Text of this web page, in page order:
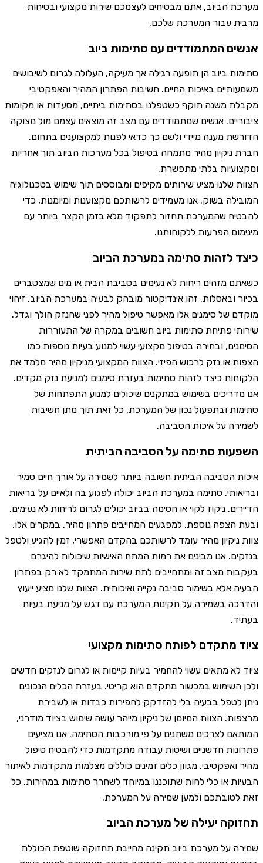
מערכת הביוב, אתם מבטיחים לעצמכם שירות מקצועי ובטיחות
מרבית עבור המערכת שלכם.
אנשים המתמודדים עם סתימות ביוב
סתימות ביוב הן תופעה רגילה אך מעיקה, העלולה לגרום לשיבושים
משמעותיים באיכות החיים. חשיבות הפתרון המהיר והאפקטיבי
מקבלת משנה תוקף כשטפלנו בסתימות ביתיים, מסעדות או מקומות
ציבוריים. אנשים שמתמודדים עם מצב זה מוצאים עצמם מול מצוקה
הדורשת מענה מיידי ולשם כך כדאי לפנות למקצוענים בתחום.
חברת ניקיון מהיר מתמחה בטיפול בכל מערכות הביוב תוך אחריות
ומקצועיות בלתי מתפשרת.
הצוות שלנו מציע שירותים מקיפים ומבוססים תוך שימוש בטכנולוגיה
המובילה בשוק. אנו מעמידים לרשותכם מקצוענות ומיומנות, כדי
להבטיח שהמערכת תחזור לתפקוד מלא בזמן הקצר ביותר עם
מינימום הפרעות ללקוחותנו.
כיצד לזהות סתימה במערכת הביוב
כשאתם מזהים ריחות לא נעימים בסביבת הבית או מים שמצטברים
בכיור ובאסלות, זהו אינדיקטור מובהק לבעיה במערכת הביוב. זיהוי
מוקדם של סימנים אלו מאפשר טיפול מהיר לפני שהנזק הולך וגדל.
שירותי פתיחת סתימות ביוב חשובים במקרה של התעוררות
הסימנים, ובחירה בטיפול מקצועי עשוי למנוע בעיות נוספות כמו
הצפות או נזק לרכוש הפיזי. הצוות המקצועי מניקיון מהיר מלמד את
הלקוחות כיצד לזהות סתימות בעזרת סימנים למניעת נזק מקדים.
אנו מדריכים בשימוש במתקנים שיכולים למנוע התפתחות של
סתימות ובתפעול נכון של המערכת, כל זאת תוך מתן חשיבות
לשמירה על איכות הסביבה.
השפעות סתימה על הסביבה הביתית
איכות הסביבה הביתית חשובה ביותר לשמירה על אורך חיים סמיר
ובריאותי. סתימה במערכת הביוב יכולה לפגוע בה ולאיים על בריאות
הדיירים. ניקוז לקוי או חסימה בביוב יכולים לגרום לריחות לא נעימים,
ובעת הצפה נוספת, למפגעים המחייבים פתרון מהיר. במקרים אלו,
צוות ניקיון מהיר עומד לרשותכם בהקדם האפשרי, זמין להגיע ולטפל
בנזקים. אנו מבינים את רמות המתח האישיות שיכולות להיגרם
בעקבות מצב זה ומתחייבים לתת שירות המתמקד לא רק בפתרון
הבעיה אלא בשימור סביבה נקייה ואיכותית. הצוות שלנו מציע ייעוץ
והדרכה בשמירה על תקינות המערכת עם דגש על מניעת בעיות
בעתיד.
ציוד מתקדם לפותח סתימות מקצועי
ציוד לא מתאים עשוי להחמיר בעיות קיימות או לגרום לנזקים חדשים
ולכן השימוש במכשור מתקדם הוא קריטי. בעזרת הכלים הנכונים
ניתן לטפל בבעיה בלי להזדקק לחפירות כבדות או לשבירת
מרצפות. הצוות המיומן של ניקיון מייהר עושה שימוש בציוד מודרני,
המותאם לצרכים משתנים על פי מורכבות הסתימה. אנו מציעים
פתרונות חדשניים ושיטות עבודה מתקדמות כדי להבטיח טיפול
מהיר ואפקטיבי. מגוון כלים זמינים כוללים מצלמות מתקדמות לאיתור
הבעיות או כלי לחות שתוכננו במיוחד לשחרר סתימות במהירות. כל
זאת לטובתכם ולמען שמירה על המערכת.
תחזוקה יעילה של מערכת הביוב
שמירה על מערכת ביוב תקינה מחייבת תחזוקה שוטפת הכוללת